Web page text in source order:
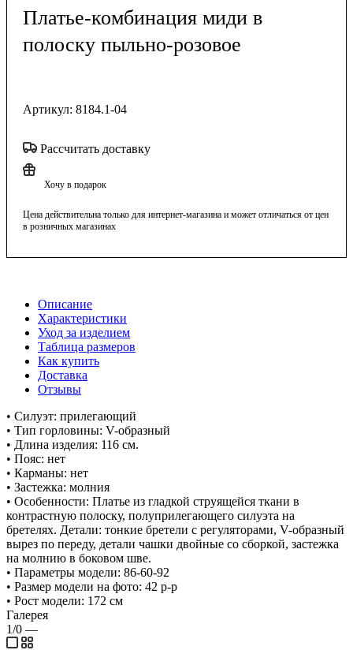
Платье-комбинация миди в
полоску пыльно-розовое
Артикул: 8184.1-04
Рассчитать доставку
Хочу в подарок
Цена действительна только для интернет-магазина и может отличаться от цен
в розничных магазинах
Описание
Характеристики
Уход за изделием
Таблица размеров
Как купить
Доставка
Отзывы
• Силуэт: прилегающий
• Тип горловины: V-образный
• Длина изделия: 116 см.
• Пояс: нет
• Карманы: нет
• Застежка: молния
• Особенности: Платье из гладкой струящейся ткани в
контрастную полоску, полуприлегающего силуэта на
бретелях. Детали: тонкие бретели с регуляторами, V-образный
вырез по переду, детали чашки двойные со сборкой, застежка
на молнию в боковом шве.
• Параметры модели: 86-60-92
• Размер модели на фото: 42 р-р
• Рост модели: 172 см
Галерея
1/0 —